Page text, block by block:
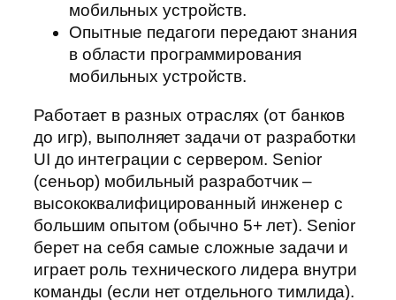
мобильных устройств.
Опытные педагоги передают знания
в области программирования
мобильных устройств.
Работает в разных отраслях (от банков
до игр), выполняет задачи от разработки
UI до интеграции с сервером. Senior
(сеньор) мобильный разработчик –
высококвалифицированный инженер с
большим опытом (обычно 5+ лет). Senior
берет на себя самые сложные задачи и
играет роль технического лидера внутри
команды (если нет отдельного тимлида).